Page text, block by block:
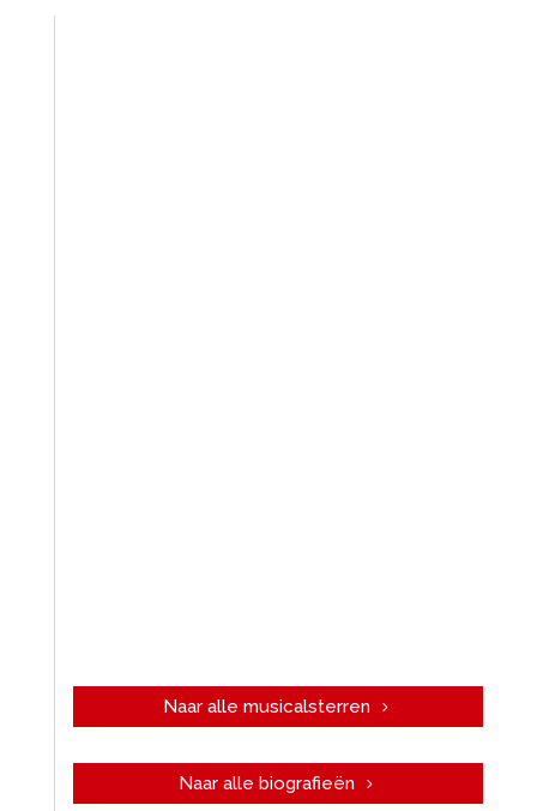
Naar alle musicalsterren
Naar alle biografieën